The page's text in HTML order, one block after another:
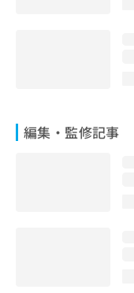
編集・監修記事